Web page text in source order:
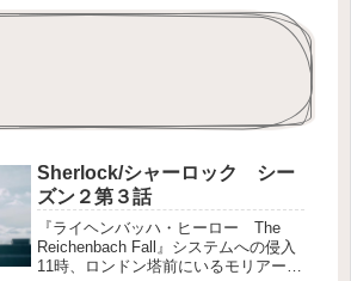
Sherlock/シャーロック シー
ズン２第３話
『ライヘンバッハ・ヒーロー The
Reichenbach Fall』システムへの侵入
11時、ロンドン塔前にいるモリアーテ